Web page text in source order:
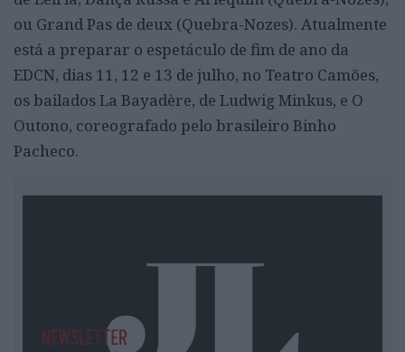
ou Grand Pas de deux (Quebra-Nozes). Atualmente
está a preparar o espetáculo de fim de ano da
EDCN, dias 11, 12 e 13 de julho, no Teatro Camões,
os bailados La Bayadère, de Ludwig Minkus, e O
Outono, coreografado pelo brasileiro Binho
Pacheco.